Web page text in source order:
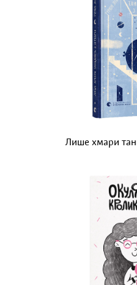
Лише хмари